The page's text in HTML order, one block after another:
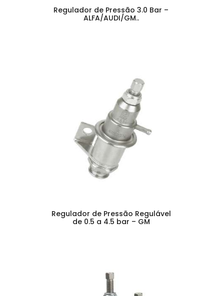
Regulador de Pressão 3.0 Bar –
ALFA/AUDI/GM..
Regulador de Pressão Regulável
de 0.5 a 4.5 bar – GM